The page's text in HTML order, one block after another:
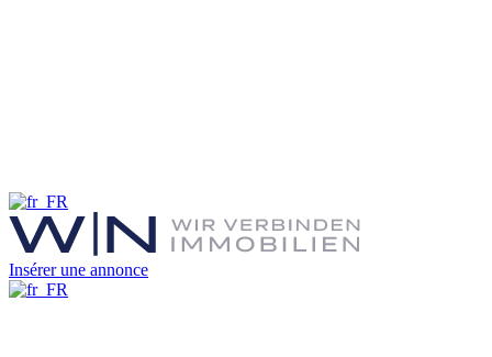
Insérer une annonce